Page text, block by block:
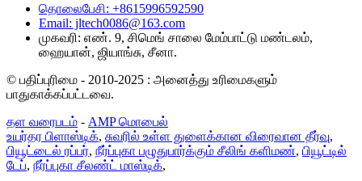
தொலைபேசி: +8615996592590
Email: jltech0086@163.com
முகவரி: எண். 9, சிமெங் சாலை மேம்பாட்டு மண்டலம்,
ஹையான், ஜியாங்சு, சீனா.
© பதிப்புரிமை - 2010-2025 : அனைத்து உரிமைகளும்
பாதுகாக்கப்பட்டவை.
தள வரைபடம் - AMP மொபைல்
உயர்தர பிளாஸ்டிக், சுவரில் உள்ள துளைக்கான விரைவான தீர்வு,
பியூட்டைல் ​​ரப்பர், நீர்ப்புகா பழுதுபார்க்கும் சீலிங் களிமண், பியூட்டில்
டேப், நீர்ப்புகா சீலண்ட் மாஸ்டிக்,